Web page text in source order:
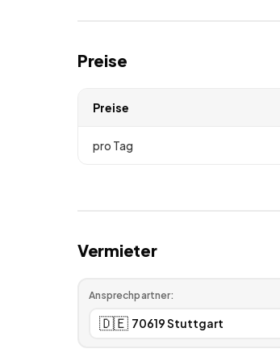
Preise
Preise
pro Tag
Vermieter
Ansprechpartner:
🇩🇪